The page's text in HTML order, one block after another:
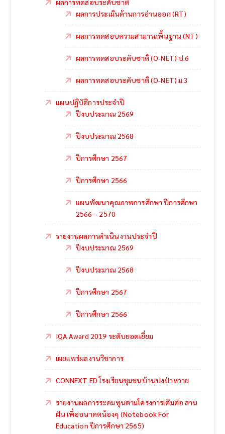
ผลการทดสอบระดับชาติ
ผลการประเมินด้านการอ่านออก (RT)
ผลการทดสอบความสามารถพื้นฐาน (NT)
ผลการทดสอบระดับชาติ (O-NET) ป.6
ผลการทดสอบระดับชาติ (O-NET) ม.3
แผนปฏิบัติการประจำปี
ปีงบประมาณ 2569
ปีงบประมาณ 2568
ปีการศึกษา 2567
ปีการศึกษา 2566
แผนพัฒนาคุณภาพการศึกษา ปีการศึกษา
2566 – 2570
รายงานผลการดำเนินงานประจำปี
ปีงบประมาณ 2569
ปีงบประมาณ 2568
ปีการศึกษา 2567
ปีการศึกษา 2566
IQA Award 2019 ระดับยอดเยี่ยม
เผยแพร่ผลงานวิชาการ
CONNEXT ED โรงเรียนชุมชนบ้านปงป่าหวาย
รายงานผลการระดมทุนตามโครงการเติมต่อ สาน
ฝัน เพื่ออนาคตน้องๆ (Notebook For
Education ปีการศึกษา 2565)